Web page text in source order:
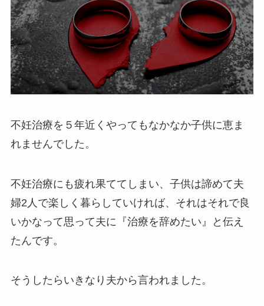
不妊治療を５年近くやってもなかなか子供に恵ま
れませんでした。
不妊治療にも疲れ果ててしまい、子供は諦めて夫
婦2人で楽しく暮らしていければ、それはそれで良
いかなって思って夫に『治療を辞めたい』と伝え
たんです。
そうしたらいきなり夫から言われました。